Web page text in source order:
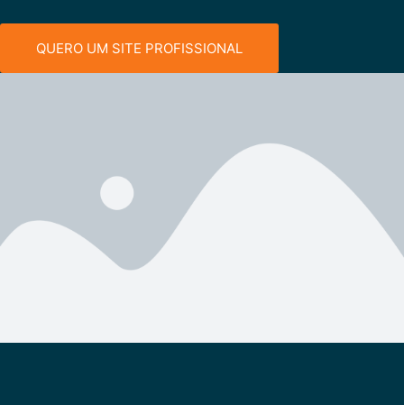
QUERO UM SITE PROFISSIONAL